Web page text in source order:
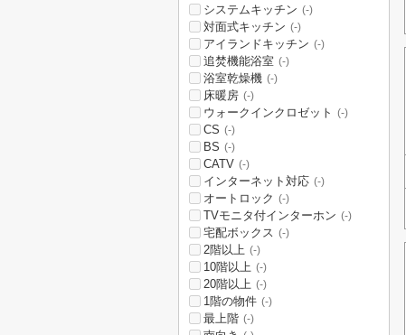
システムキッチン (-)
対面式キッチン (-)
アイランドキッチン (-)
追焚機能浴室 (-)
浴室乾燥機 (-)
床暖房 (-)
ウォークインクロゼット (-)
CS (-)
BS (-)
CATV (-)
インターネット対応 (-)
オートロック (-)
TVモニタ付インターホン (-)
宅配ボックス (-)
2階以上 (-)
10階以上 (-)
20階以上 (-)
1階の物件 (-)
最上階 (-)